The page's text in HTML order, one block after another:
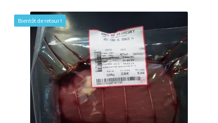
Bientôt de retour !